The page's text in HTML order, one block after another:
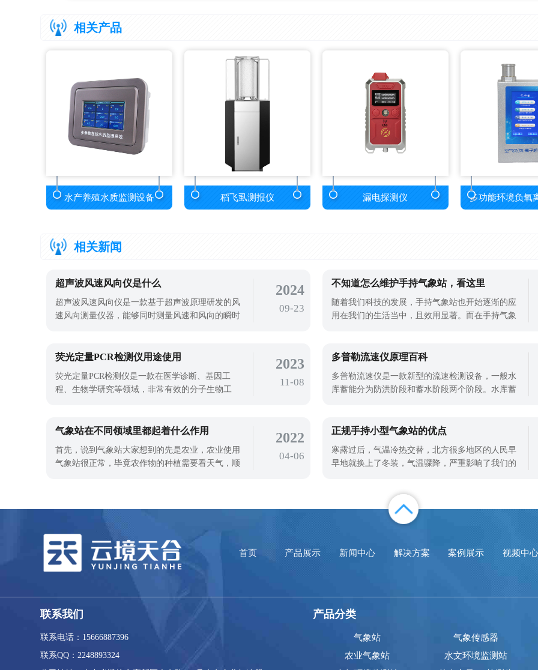
相关产品
水产养殖水质监测设备 稻飞虱测报仪 漏电探测仪 多功能环境负氧
相关新闻
超声波风速风向仪是什么
超声波风速风向仪是一款基于超声波原理研发的风
速风向测量仪器，能够同时测量风速和风向的瞬时
或频率(多普勒变换)差来计算风速和风向。具体来
快;反之，若传播方向与风向相反，则速度
2024
09-23
不知道怎么维护手持气象站，看这里
随着我们科技的发展，手持气象站也开始逐渐的应
用在我们的生活当中，且效用显著。而在手持气象
准确性和损坏程度。现在手持式气象站在维护保养
方面具有许多问题。因而，我们可以从下
荧光定量PCR检测仪用途使用
荧光定量PCR检测仪是一款在医学诊断、基因工
程、生物学研究等领域，非常有效的分子生物工
疱疹病毒等疾病。黄头病可在3-5天内引起100%的死
养殖密度高的池塘中。虾苗是养殖成功的决定性
2023
11-08
多普勒流速仪原理百科
多普勒流速仪是一款新型的流速检测设备，一般水
库蓄能分为防洪阶段和蓄水阶段两个阶段。水库蓄
可以实时显示水库的实时水位和降雨量。通过对这
水量和水库中的水容量，从而有效地管理水
气象站在不同领域里都起着什么作用
首先，说到气象站大家想到的先是农业，农业使用
气象站很正常，毕竟农作物的种植需要看天气，顺
2022
04-06
正规手持小型气象站的优点
寒露过后，气温冷热交替，北方很多地区的人民早
早地就换上了冬装，气温骤降，严重影响了我们的
测就需要我们使用先进的设备仪器进行监测。正规
手持小型气象站就是一款可以拿在手上进行监测的
首页 产品展示 新闻中心 解决方案 案例展示 视频中
联系我们
联系电话：15666887396
联系QQ：2248893324
产品分类
气象站
气象传感器
农业气象站
水文环境监测站